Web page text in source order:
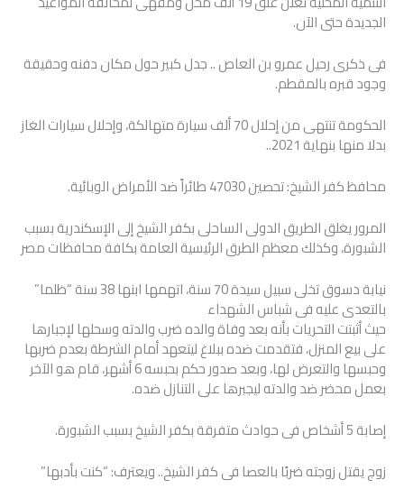
الجديدة حتى الآن.
فى ذكرى رحيل عمرو بن العاص .. جدل كبير حول مكان دفنه وحقيقة
وجود قبره بالمقطم.
الحكومة تنتهى من إحلال 70 ألف سيارة متهالكة، وإحلال سيارات الغاز
بدلا منها بنهاية 2021..
محافظ كفر الشيخ: تحصين 47030 طائراً ضد الأمراض الوبائية.
المرور يغلق الطريق الدولى الساحلى بكفر الشيخ إلى الإسكندرية بسبب
الشبورة، وكذلك معظم الطرق الرئيسية العامة بكافة محافظات مصر
نيابة دسوق تخلى سبيل سيدة 70 سنة، اتهمها ابنها 38 سنة “ظلما”
بالتعدى عليه فى شباس الشهداء
حيث أثبتت التحريات بأنه بعد وفاة والده ضرب والدته وسحلها لإجبارها
على بيع المنزل، فتقدمت ضده ببلاغ ليتعهد أمام الشرطة بعدم ضربها
وحبسها والتعرض لها، وبعد صدور حكم بحبسه 6 أشهر، قام هو الآخر
بعمل محضر ضد والدته ليجبرها على التنازل ضده.
إصابة 5 أشخاص فى حوادث متفرقة بكفر الشيخ بسبب الشبورة.
زوج يقتل زوجته ضربًا بالعصا فى كفر الشيخ.. ويعترف: “كنت بأدبها”